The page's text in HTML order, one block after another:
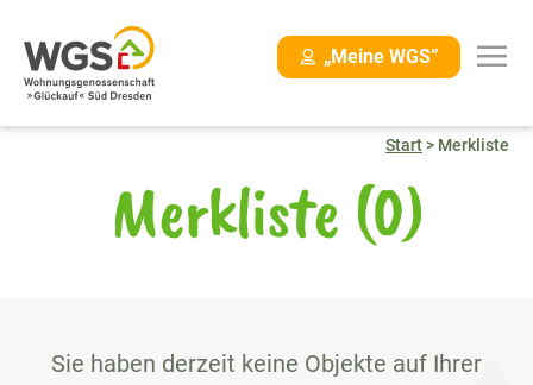
Navigation„Meine WGS”
Start > Merkliste
Merkliste (0)
Sie haben derzeit keine Objekte auf Ihrer